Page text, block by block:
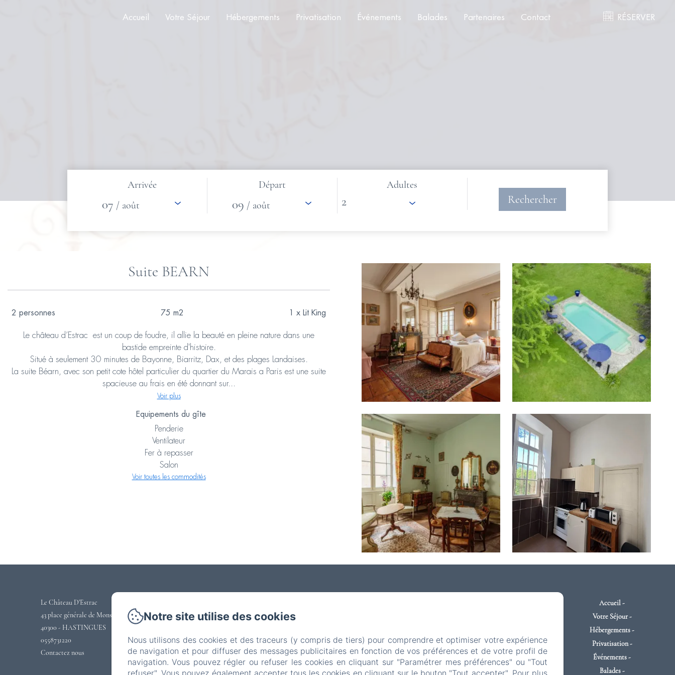
Accueil Votre Séjour Hébergements Privatisation Événements Balades Partenaires Contact RÉSERVER
Arrivée
07 / août
Départ
09 / août
Adultes
Rechercher
Suite BEARN
2 personnes 75 m2 1 x Lit King
Le château d’Estrac est un coup de foudre, il allie la beauté en pleine nature dans une
bastide empreinte d'histoire.
Situé à seulement 30 minutes de Bayonne, Biarritz, Dax, et des plages Landaises.
La suite Béarn, avec son petit cote hôtel particulier du quartier du Marais a Paris est une suite
spacieuse au frais en été donnant sur...
Voir plus
Equipements du gîte
Penderie
Ventilateur
Fer à repasser
Salon
Voir toutes les commodités
Le Château D'Estrac
43 place générale de Monsabert
40300 - HASTINGUES
0558731220
Contactez nous
Le Château d'Estrac
Accueil
Votre Séjour
Hébergements
Privatisation
Événements
Balades
Notre site utilise des cookies
Nous utilisons des cookies et des traceurs (y compris de tiers) pour comprendre et optimiser votre expérience
de navigation et pour diffuser des messages publicitaires en fonction de vos préférences et de votre profil de
navigation. Vous pouvez régler ou refuser les cookies en cliquant sur "Paramétrer mes préférences" ou "Tout
refuser". Vous pouvez également accepter tous les cookies en cliquant sur le bouton "Tout accepter". Pour plus